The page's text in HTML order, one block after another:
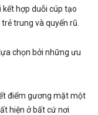
kết hợp duỗi cúp tạo
trung và quyến rũ.
chọn bởi những ưu
điểm gương mặt một
hiện ở bất cứ nơi